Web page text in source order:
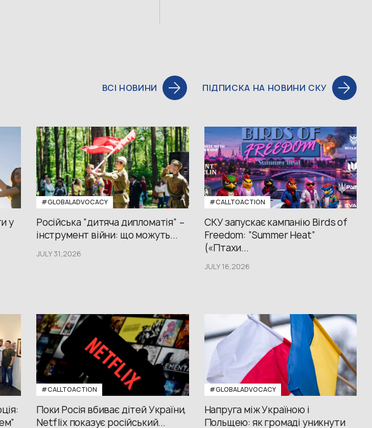
ВСІ НОВИНИ ПІДПИСКА НА НОВИНИ СКУ
у
#GLOBALADVOCACY
Російська “дитяча дипломатія” –
інструмент війни: що можуть...
JULY 31,2026
#CALLTOACTION
СКУ запускає кампанію Birds of
Freedom: “Summer Heat”
(«Птахи...
JULY 16,2026
#CALLTOACTION
Поки Росія вбиває дітей України,
Netflix показує російський...
#GLOBALADVOCACY
Напруга між Україною і
Польщею: як громаді уникнути